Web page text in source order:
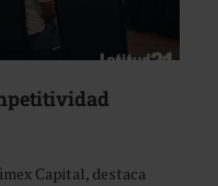
Capital, destaca